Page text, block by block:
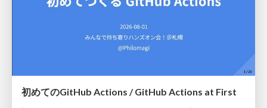
初めてのGitHub Actions / GitHub Actions at First